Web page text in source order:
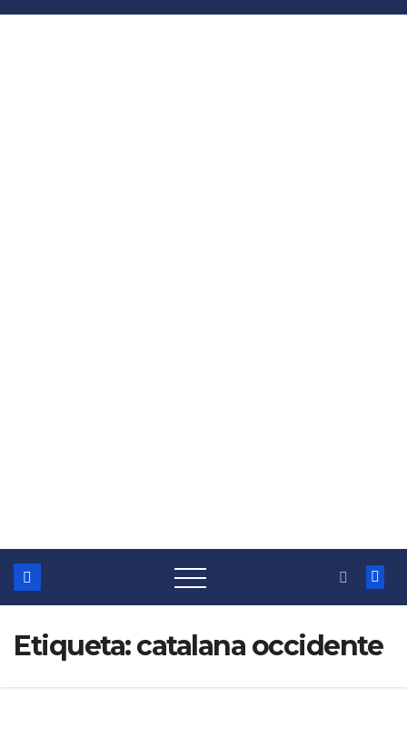
Saltar
Etiqueta:catalana occidente